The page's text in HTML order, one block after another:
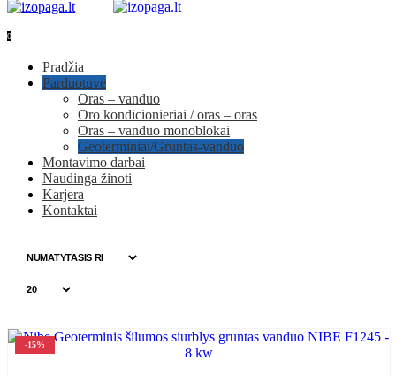
0
Pradžia
Parduotuvė
Oras – vanduo
Oro kondicionieriai / oras – oras
Oras – vanduo monoblokai
Geoterminiai/Gruntas-vanduo
Montavimo darbai
Naudinga žinoti
Karjera
Kontaktai
-15%